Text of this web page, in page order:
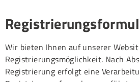
Wir bieten Ihnen auf unserer
Registrierungsmöglichkeit. Nach
Registrierung erfolgt eine